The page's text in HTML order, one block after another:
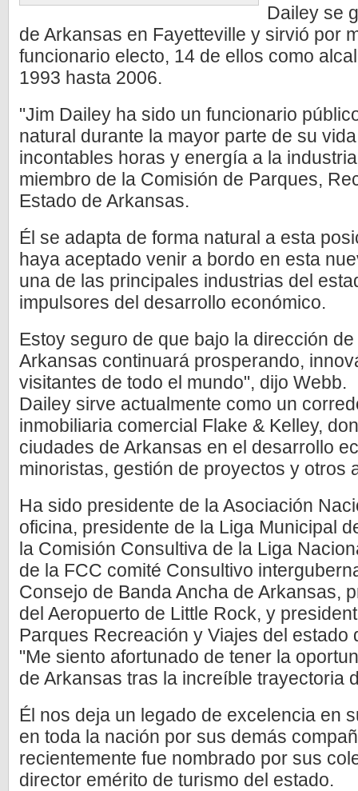
Dailey se
de Arkansas en Fayetteville y sirvió por
funcionario electo, 14 de ellos como
1993 hasta 2006.
"Jim Dailey ha sido un funcionario
natural durante la mayor parte de su
incontables horas y energía a la
miembro de la Comisión de Parques,
Estado de Arkansas.
Él se adapta de forma natural a esta
haya aceptado venir a bordo en esta
una de las principales industrias del
impulsores del desarrollo económico.
Estoy seguro de que bajo la dirección
Arkansas continuará prosperando,
visitantes de todo el mundo", dijo Webb.
Dailey sirve actualmente como un
inmobiliaria comercial Flake & Kelley,
ciudades de Arkansas en el desarrollo
minoristas, gestión de proyectos y otros
Ha sido presidente de la Asociación
oficina, presidente de la Liga Municipal
la Comisión Consultiva de la Liga
de la FCC comité Consultivo
Consejo de Banda Ancha de Arkansas,
del Aeropuerto de Little Rock, y
Parques Recreación y Viajes del estado
"Me siento afortunado de tener la
de Arkansas tras la increíble trayectoria
Él nos deja un legado de excelencia en
en toda la nación por sus demás
recientemente fue nombrado por sus
director emérito de turismo del estado.